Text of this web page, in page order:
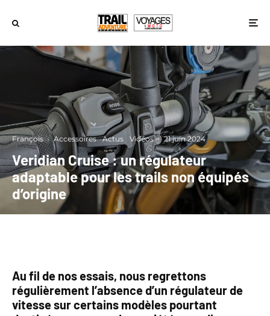
François · Accessoires Actus Vidéos · 21 juin 2024
Veridian Cruise : un régulateur
adaptable pour les trails non équipés
d’origine
Au fil de nos essais, nous regrettons
régulièrement l’absence d’un régulateur de
vitesse sur certains modèles pourtant